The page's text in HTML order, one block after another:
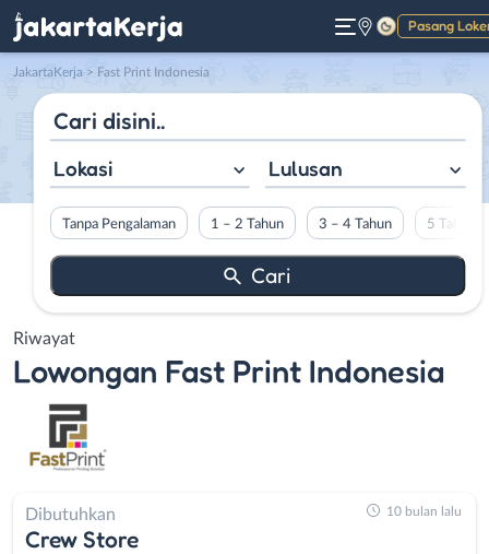
Pasang
Gelap
JakartaKerja > Fast Print Indonesia
Lokasi Lulusan
Tanpa Pengalaman 1 – 2 Tahun 3 – 4 Tahun 5 Tahun
Riwayat
Lowongan Fast Print Indonesia
Dibutuhkan
Crew Store
10 bulan lalu